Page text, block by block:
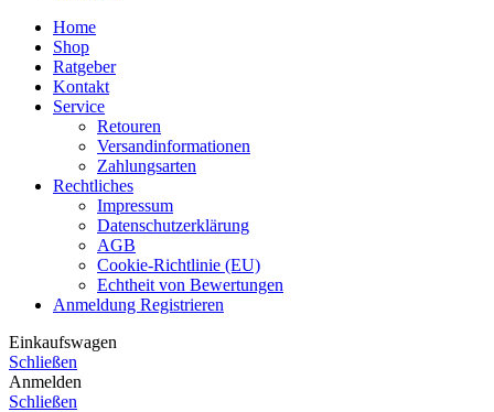
Home
Shop
Ratgeber
Kontakt
Service
Retouren
Versandinformationen
Zahlungsarten
Rechtliches
Impressum
Datenschutzerklärung
AGB
Cookie-Richtlinie (EU)
Echtheit von Bewertungen
Anmeldung Registrieren
Einkaufswagen
Schließen
Anmelden
Schließen